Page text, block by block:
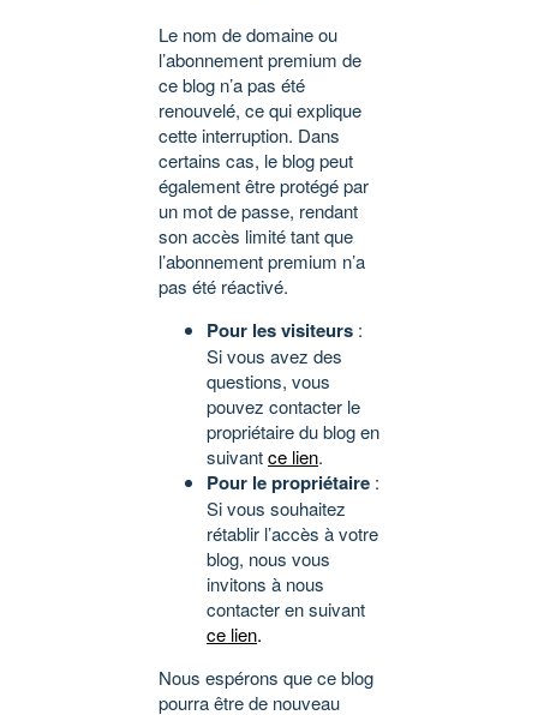
Le nom de domaine ou
l’abonnement premium de
ce blog n’a pas été
renouvelé, ce qui explique
cette interruption. Dans
certains cas, le blog peut
également être protégé par
un mot de passe, rendant
son accès limité tant que
l’abonnement premium n’a
pas été réactivé.
Pour les visiteurs :
Si vous avez des
questions, vous
pouvez contacter le
propriétaire du blog en
suivantce lien.
Pour le propriétaire :
Si vous souhaitez
rétablir l’accès à votre
blog, nous vous
invitons à nous
contacter en suivant
ce lien.
Nous espérons que ce blog
pourra être de nouveau